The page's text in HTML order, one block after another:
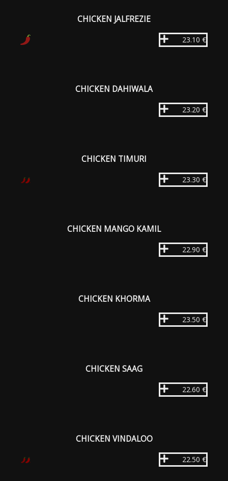
CHICKEN JALFREZIE
23.10 €
CHICKEN DAHIWALA
23.20 €
CHICKEN TIMURI
23.30 €
CHICKEN MANGO KAMIL
22.90 €
CHICKEN KHORMA
23.50 €
CHICKEN SAAG
22.60 €
CHICKEN VINDALOO
22.50 €